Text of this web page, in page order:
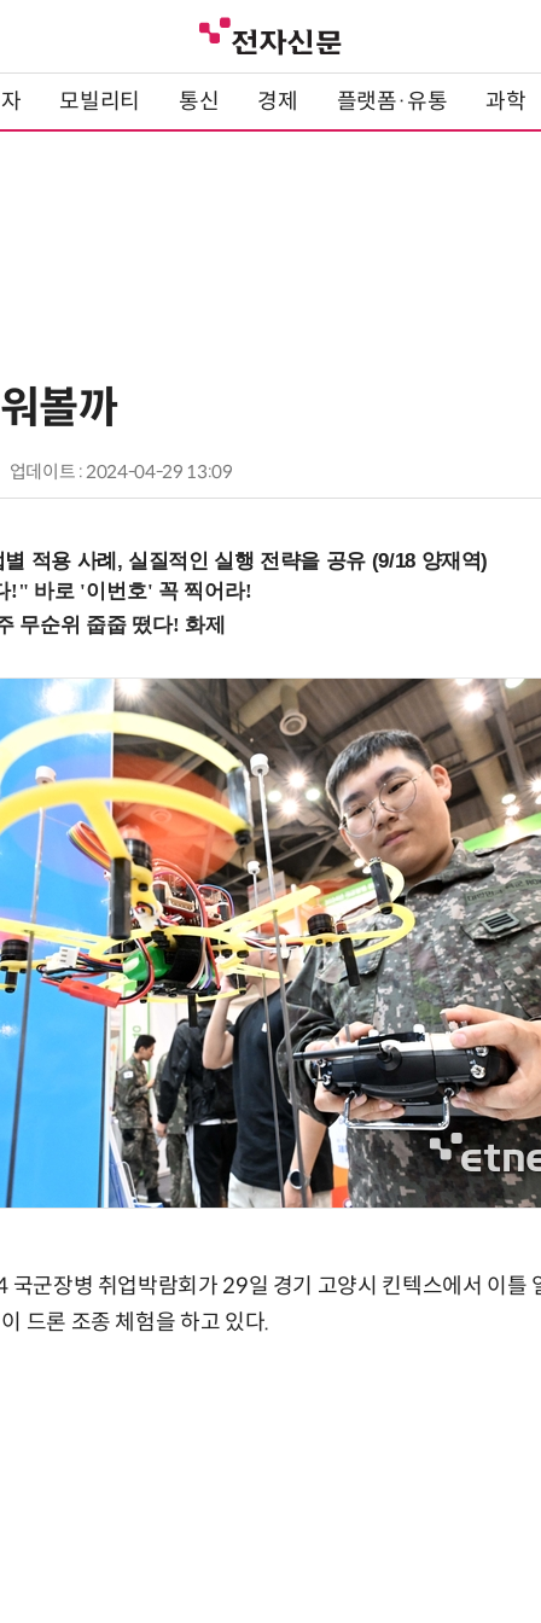
모빌리티 통신 경제 플랫폼·유통 과학
볼까
업데이트 : 2024-04-29 13:09
적용 사례, 실질적인 실행 전략을 공유 (9/18 양재역)
군장병 취업박람회가 29일 경기 고양시 킨텍스에서 이틀
드론 조종 체험을 하고 있다.